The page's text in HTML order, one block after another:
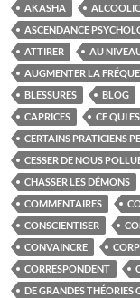
AKASHA
ASCENDANCE
ATTIRER
AU
AUGMENTER LA
BLESSURES
BLOG
CAPRICES
CE QUI
CERTAINS PRATICIENS
CESSER DE NOUS
CHASSER LES DÉMONS
COMMENTAIRES
CONSCIENTISER
CONVAINCRE
CORRESPONDENT
DE GRANDES THÉORIES